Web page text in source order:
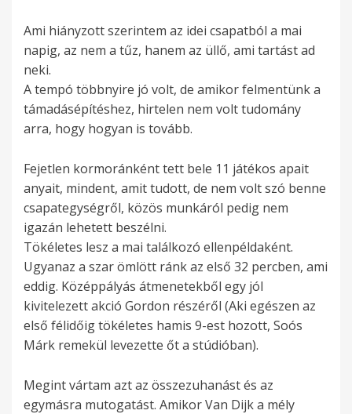
Ami hiányzott szerintem az idei csapatból a mai
napig, az nem a tűz, hanem az üllő, ami tartást ad
neki.
A tempó többnyire jó volt, de amikor felmentünk a
támadásépítéshez, hirtelen nem volt tudomány
arra, hogy hogyan is tovább.
Fejetlen kormoránként tett bele 11 játékos apait
anyait, mindent, amit tudott, de nem volt szó benne
csapategységről, közös munkáról pedig nem
igazán lehetett beszélni.
Tökéletes lesz a mai találkozó ellenpéldaként.
Ugyanaz a szar ömlött ránk az első 32 percben, ami
eddig. Középpályás átmenetekből egy jól
kivitelezett akció Gordon részéről (Aki egészen az
első félidőig tökéletes hamis 9-est hozott, Soós
Márk remekül levezette őt a stúdióban).
Megint vártam azt az összezuhanást és az
egymásra mutogatást. Amikor Van Dijk a mély